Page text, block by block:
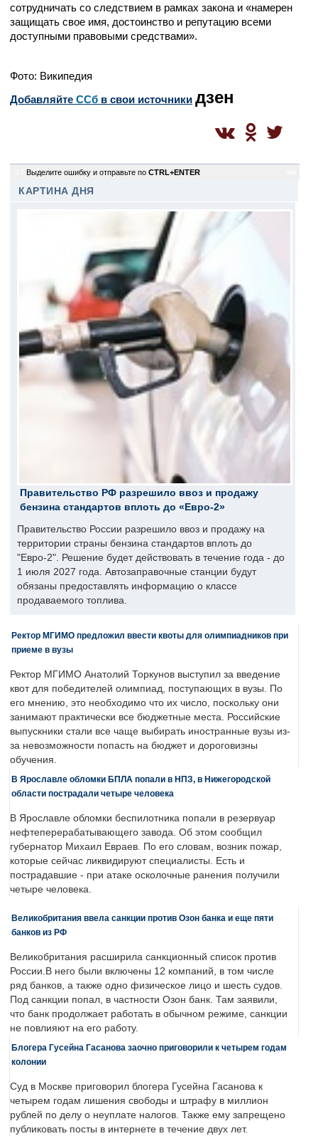
сотрудничать со следствием в рамках закона и «намерен
защищать свое имя, достоинство и репутацию всеми
доступными правовыми средствами».
Фото: Википедия
Добавляйте CСб в свои источники дзен
Выделите ошибку и отправьте по CTRL+ENTER
КАРТИНА ДНЯ
Правительство РФ разрешило ввоз и продажу
бензина стандартов вплоть до «Евро-2»
Правительство России разрешило ввоз и продажу на
территории страны бензина стандартов вплоть до
"Евро-2". Решение будет действовать в течение года - до
1 июля 2027 года. Автозаправочные станции будут
обязаны предоставлять информацию о классе
продаваемого топлива.
Ректор МГИМО предложил ввести квоты для олимпиадников при
приеме в вузы
Ректор МГИМО Анатолий Торкунов выступил за введение
квот для победителей олимпиад, поступающих в вузы. По
его мнению, это необходимо что их число, поскольку они
занимают практически все бюджетные места. Российские
выпускники стали все чаще выбирать иностранные вузы из-
за невозможности попасть на бюджет и дороговизны
обучения.
В Ярославле обломки БПЛА попали в НПЗ, в Нижегородской
области пострадали четыре человека
В Ярославле обломки беспилотника попали в резервуар
нефтеперерабатывающего завода. Об этом сообщил
губернатор Михаил Евраев. По его словам, возник пожар,
которые сейчас ликвидируют специалисты. Есть и
пострадавшие - при атаке осколочные ранения получили
четыре человека.
Великобритания ввела санкции против Озон банка и еще пяти
банков из РФ
Великобритания расширила санкционный список против
России.В него были включены 12 компаний, в том числе
ряд банков, а также одно физическое лицо и шесть судов.
Под санкции попал, в частности Озон банк. Там заявили,
что банк продолжает работать в обычном режиме, санкции
не повлияют на его работу.
Блогера Гусейна Гасанова заочно приговорили к четырем годам
колонии
Суд в Москве приговорил блогера Гусейна Гасанова к
четырем годам лишения свободы и штрафу в миллион
рублей по делу о неуплате налогов. Также ему запрещено
публиковать посты в интернете в течение двух лет.